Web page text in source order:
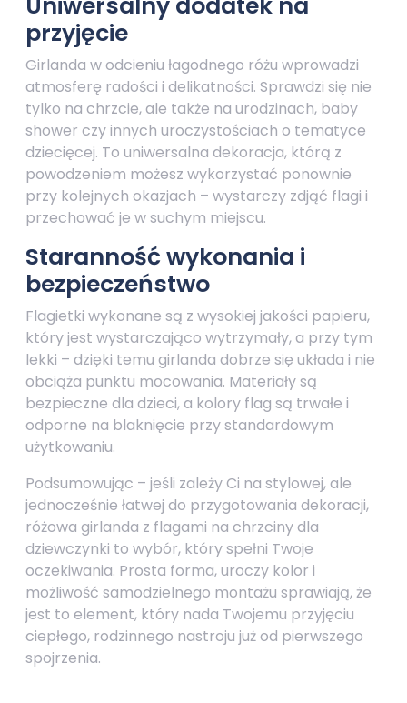
przyjęcie
Girlanda w odcieniu łagodnego różu wprowadzi
atmosferę radości i delikatności. Sprawdzi się nie
tylko na chrzcie, ale także na urodzinach, baby
shower czy innych uroczystościach o tematyce
dziecięcej. To uniwersalna dekoracja, którą z
powodzeniem możesz wykorzystać ponownie
przy kolejnych okazjach – wystarczy zdjąć flagi i
przechować je w suchym miejscu.
Staranność wykonania i
bezpieczeństwo
Flagietki wykonane są z wysokiej jakości papieru,
który jest wystarczająco wytrzymały, a przy tym
lekki – dzięki temu girlanda dobrze się układa i nie
obciąża punktu mocowania. Materiały są
bezpieczne dla dzieci, a kolory flag są trwałe i
odporne na blaknięcie przy standardowym
użytkowaniu.
Podsumowując – jeśli zależy Ci na stylowej, ale
jednocześnie łatwej do przygotowania dekoracji,
różowa girlanda z flagami na chrzciny dla
dziewczynki to wybór, który spełni Twoje
oczekiwania. Prosta forma, uroczy kolor i
możliwość samodzielnego montażu sprawiają, że
jest to element, który nada Twojemu przyjęciu
ciepłego, rodzinnego nastroju już od pierwszego
spojrzenia.